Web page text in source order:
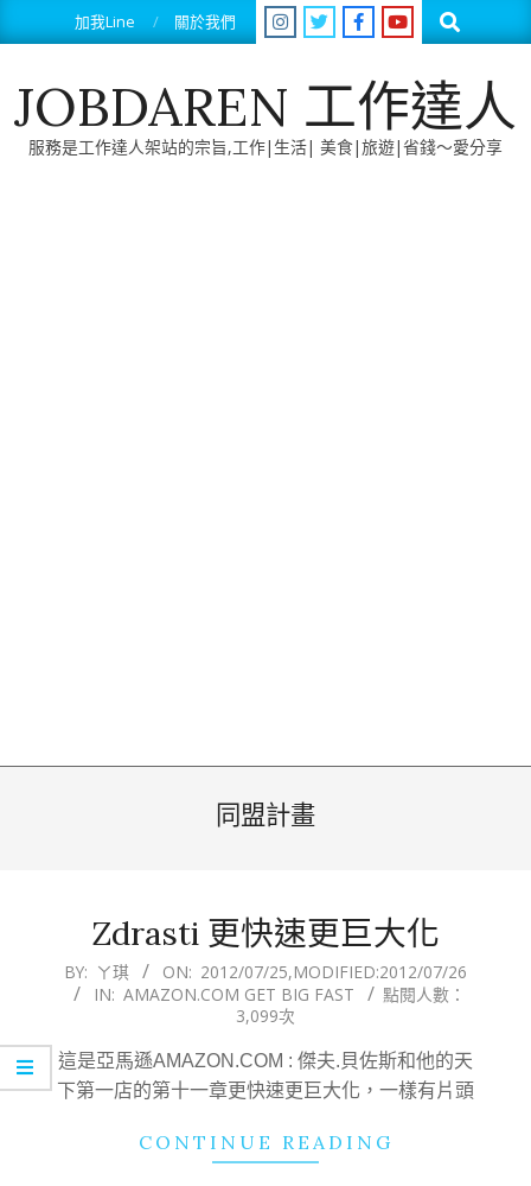
to
加我Line 關於我們 Search
JOBDAREN 工作達人
服務是工作達人架站的宗旨,工作|生活| 美食|旅遊|省錢～愛分享
同盟計畫
Zdrasti 更快速更巨大化
2012-
07-
BY: ㄚ琪 ON: 2012/07/25,MODIFIED:2012/07/26
IN: AMAZON.COM GET BIG FAST
點閱人數：
3,099次
這是亞馬遜AMAZON.COM : 傑夫.貝佐斯和他的天
下第一店的第十一章更快速更巨大化，一樣有片頭
CONTINUE READING